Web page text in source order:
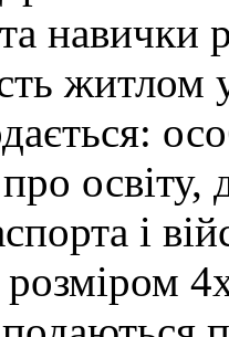
навички
житлом
і